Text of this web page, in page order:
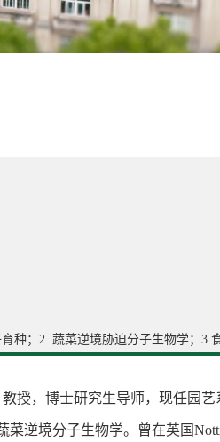
种；2. 蔬菜逆境胁迫分子生物学；3.
授，博士研究生导师，现任园
逆境分子生物学。曾在英国